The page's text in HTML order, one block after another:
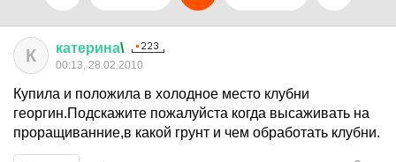
К катерина\
00:13, 28.02.2010
Купила и положила в холодное место клубни
георгин.Подскажите пожалуйста когда высаживать на
проращиванние,в какой грунт и чем обработать клубни.